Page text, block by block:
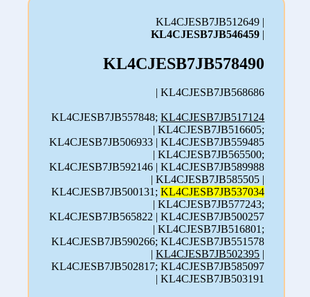
KL4CJESB7JB512649 |
KL4CJESB7JB546459 |
KL4CJESB7JB578490
| KL4CJESB7JB568686
KL4CJESB7JB557848;KL4CJESB7JB517124
| KL4CJESB7JB516605;
KL4CJESB7JB506933 | KL4CJESB7JB559485
| KL4CJESB7JB565500;
KL4CJESB7JB592146 | KL4CJESB7JB589988
| KL4CJESB7JB585505 |
KL4CJESB7JB500131;KL4CJESB7JB537034
| KL4CJESB7JB577243;
KL4CJESB7JB565822 | KL4CJESB7JB500257
| KL4CJESB7JB516801;
KL4CJESB7JB590266; KL4CJESB7JB551578
|KL4CJESB7JB502395 |
KL4CJESB7JB502817; KL4CJESB7JB585097
| KL4CJESB7JB503191